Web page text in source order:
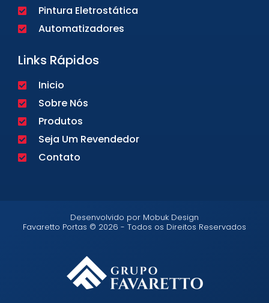
Pintura Eletrostática
Automatizadores
Links Rápidos
Inicio
Sobre Nós
Produtos
Seja Um Revendedor
Contato
Desenvolvido por Mobuk Design
Favaretto Portas © 2026 - Todos os Direitos Reservados